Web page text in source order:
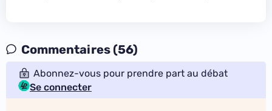
Commentaires (56)
Abonnez-vous pour prendre part au débat
Se connecter